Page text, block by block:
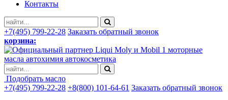
Контакты
+7(495) 799-22-28 Заказать обратный звонок
корзина:
моторные
масла автохимия автокосметика
Подобрать масло
+7(495) 799-22-28 +8(800) 101-64-61 Заказать обратный звонок